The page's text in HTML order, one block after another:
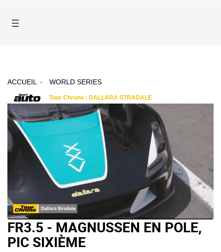
ACCUEIL WORLD SERIES
FR3.5 - MAGNUSSEN EN POLE,
PIC SIXIÈME